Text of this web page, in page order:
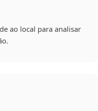
ao local para analisar